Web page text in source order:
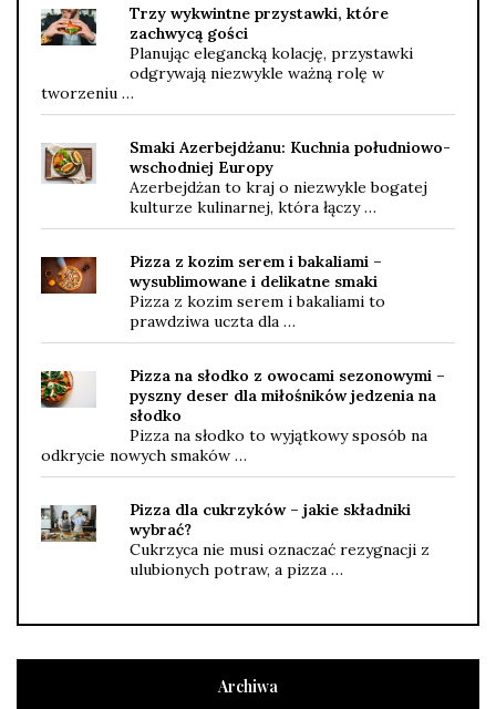
Trzy wykwintne przystawki, które
zachwycą gości
Planując elegancką kolację, przystawki
odgrywają niezwykle ważną rolę w
tworzeniu …
Smaki Azerbejdżanu: Kuchnia południowo-
wschodniej Europy
Azerbejdżan to kraj o niezwykle bogatej
kulturze kulinarnej, która łączy …
Pizza z kozim serem i bakaliami –
wysublimowane i delikatne smaki
Pizza z kozim serem i bakaliami to
prawdziwa uczta dla …
Pizza na słodko z owocami sezonowymi –
pyszny deser dla miłośników jedzenia na
słodko
Pizza na słodko to wyjątkowy sposób na
odkrycie nowych smaków …
Pizza dla cukrzyków – jakie składniki
wybrać?
Cukrzyca nie musi oznaczać rezygnacji z
ulubionych potraw, a pizza …
Archiwa